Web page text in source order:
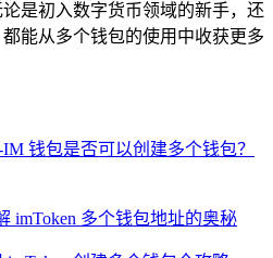
是初入数字货币领域的新手，还
能从多个钱包的使用中收获更多
钱包是否可以创建多个钱包？
imToken 多个钱包地址的奥秘